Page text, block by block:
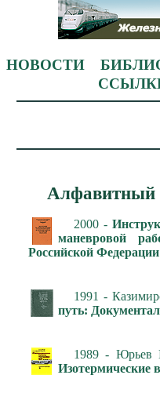
НОВОСТИ
Алфавитный
2000 -
маневровой
Российской Федерации
1991 -
путь:
1989 - Юрьев
Изотермические